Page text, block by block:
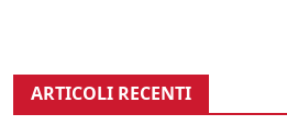
ARTICOLI RECENTI